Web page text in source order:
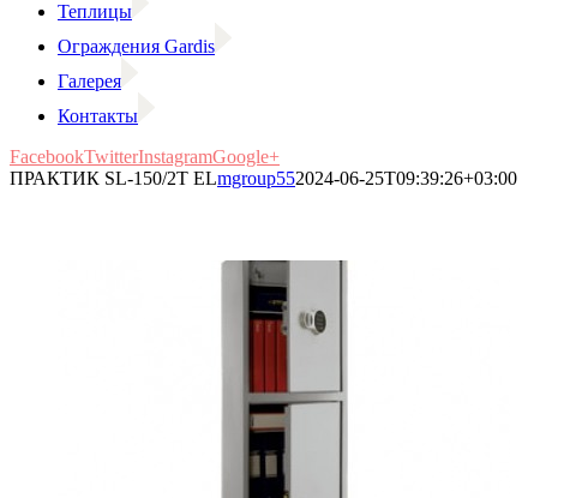
Теплицы
Ограждения Gardis
Галерея
Контакты
FacebookTwitterInstagramGoogle+
ПРАКТИК SL-150/2Т ELmgroup552024-06-25T09:39:26+03:00